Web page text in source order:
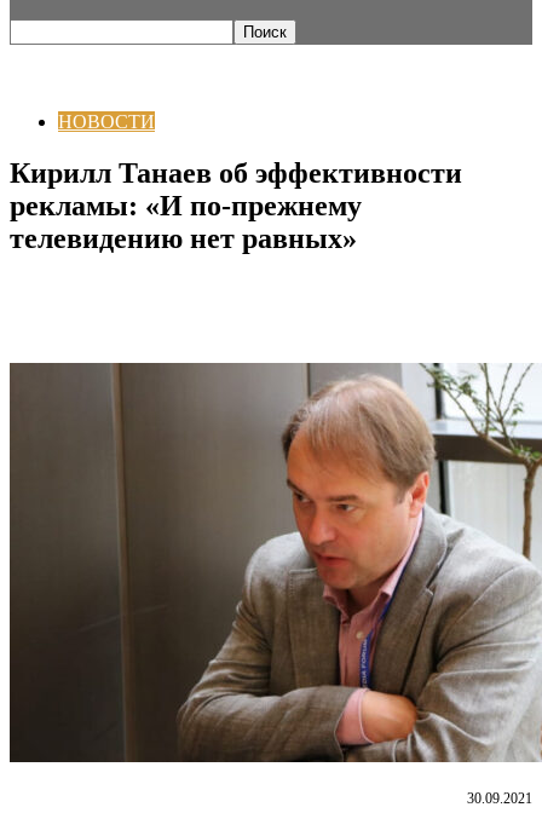
НОВОСТИ
Кирилл Танаев об эффективности
рекламы: «И по-прежнему
телевидению нет равных»
30.09.2021